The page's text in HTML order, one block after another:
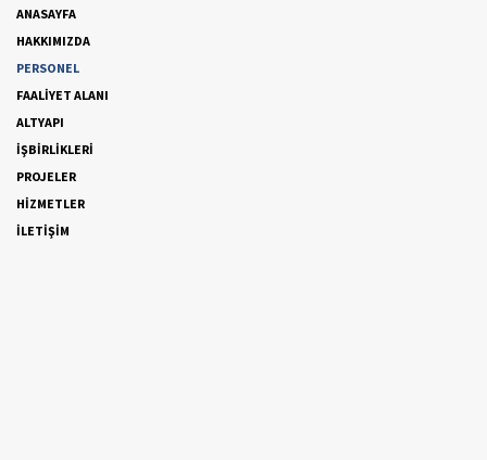
ANASAYFA
HAKKIMIZDA
PERSONEL
FAALİYET ALANI
ALTYAPI
İŞBİRLİKLERİ
PROJELER
HİZMETLER
İLETİŞİM